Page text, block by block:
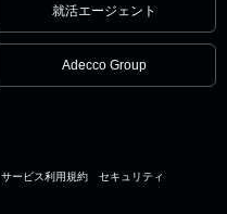
就活エージェント
Adecco Group
サービス利用規約 セキュリティ